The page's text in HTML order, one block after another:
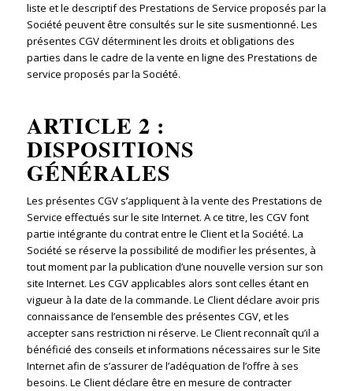
liste et le descriptif des Prestations de Service proposés par la
Société peuvent être consultés sur le site susmentionné. Les
présentes CGV déterminent les droits et obligations des
parties dans le cadre de la vente en ligne des Prestations de
service proposés par la Société.
ARTICLE 2 :
DISPOSITIONS
GÉNÉRALES
Les présentes CGV s’appliquent à la vente des Prestations de
Service effectués sur le site Internet. A ce titre, les CGV font
partie intégrante du contrat entre le Client et la Société. La
Société se réserve la possibilité de modifier les présentes, à
tout moment par la publication d’une nouvelle version sur son
site Internet. Les CGV applicables alors sont celles étant en
vigueur à la date de la commande. Le Client déclare avoir pris
connaissance de l’ensemble des présentes CGV, et les
accepter sans restriction ni réserve. Le Client reconnaît qu’il a
bénéficié des conseils et informations nécessaires sur le Site
Internet afin de s’assurer de l’adéquation de l’offre à ses
besoins. Le Client déclare être en mesure de contracter